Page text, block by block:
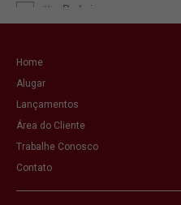
Home
Alugar
Lançamentos
Área do Cliente
Trabalhe Conosco
Contato